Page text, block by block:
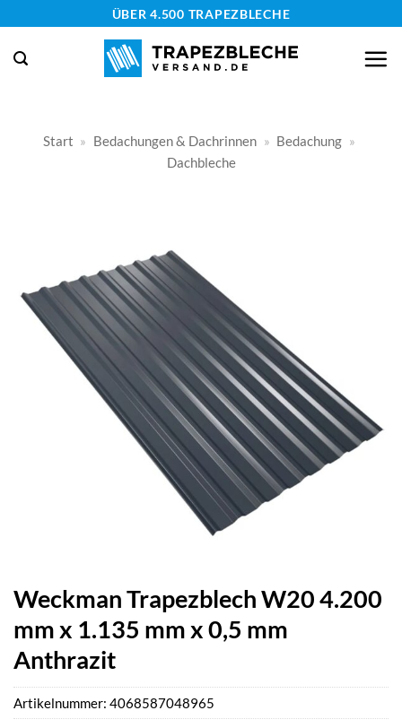
springen
ÜBER 4.500 TRAPEZBLECHE
Start » Bedachungen & Dachrinnen » Bedachung »
Dachbleche
Weckman Trapezblech W20 4.200
mm x 1.135 mm x 0,5 mm
Anthrazit
Artikelnummer: 4068587048965